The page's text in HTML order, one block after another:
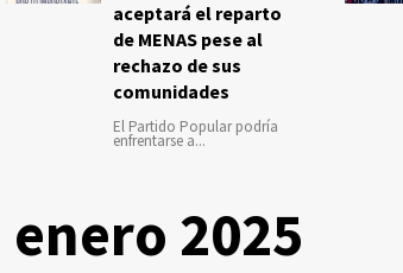
aceptará el reparto
de MENAS pese al
rechazo de sus
comunidades
El Partido Popular podría
enfrentarse a...
enero 2025